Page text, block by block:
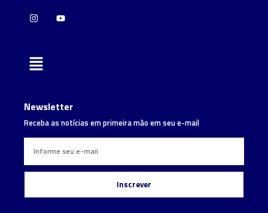
Newsletter
Receba as notícias em primeira mão em seu e-mail
Inscrever